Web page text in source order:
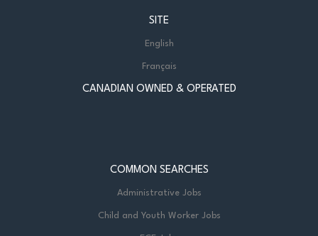
SITE
English
Français
CANADIAN OWNED & OPERATED
COMMON SEARCHES
Administrative Jobs
Child and Youth Worker Jobs